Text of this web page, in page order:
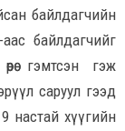
байлдагчийн
байлдагчийг
гэмтсэн гэж
саруул гээд
настай хүүгийн